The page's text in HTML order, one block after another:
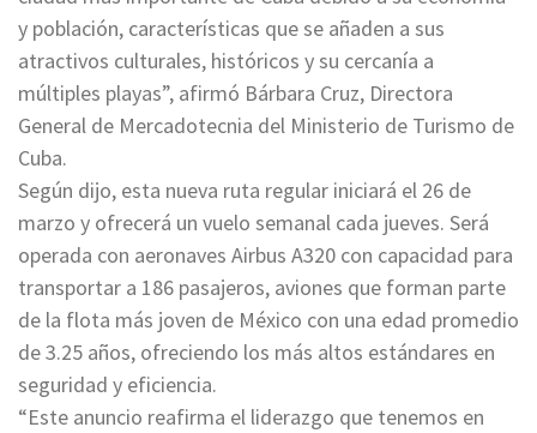
y población, características que se añaden a sus
atractivos culturales, históricos y su cercanía a
múltiples playas”, afirmó Bárbara Cruz, Directora
General de Mercadotecnia del Ministerio de Turismo de
Cuba.
Según dijo, esta nueva ruta regular iniciará el 26 de
marzo y ofrecerá un vuelo semanal cada jueves. Será
operada con aeronaves Airbus A320 con capacidad para
transportar a 186 pasajeros, aviones que forman parte
de la flota más joven de México con una edad promedio
de 3.25 años, ofreciendo los más altos estándares en
seguridad y eficiencia.
“Este anuncio reafirma el liderazgo que tenemos en